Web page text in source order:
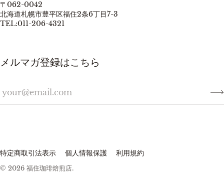
〒062-0042
北海道札幌市豊平区福住2条6丁目7-3
TEL:011-206-4321
メルマガ登録はこちら
特定商取引法表示 個人情報保護 利用規約
© 2026 福住珈琲焙煎店.